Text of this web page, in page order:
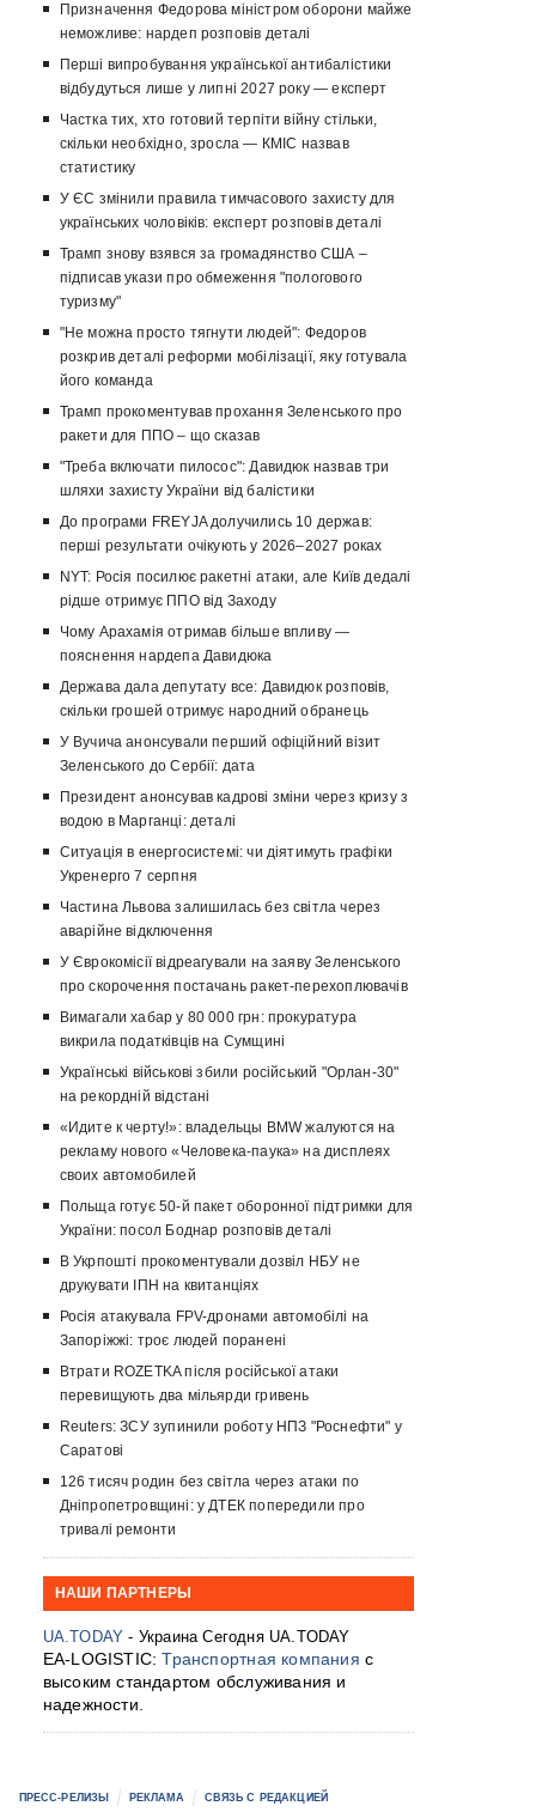
Призначення Федорова міністром оборони майже
неможливе: нардеп розповів деталі
Перші випробування української антибалістики
відбудуться лише у липні 2027 року — експерт
Частка тих, хто готовий терпіти війну стільки,
скільки необхідно, зросла — КМІС назвав
статистику
У ЄС змінили правила тимчасового захисту для
українських чоловіків: експерт розповів деталі
Трамп знову взявся за громадянство США –
підписав укази про обмеження "пологового
туризму"
"Не можна просто тягнути людей": Федоров
розкрив деталі реформи мобілізації, яку готувала
його команда
Трамп прокоментував прохання Зеленського про
ракети для ППО – що сказав
"Треба включати пилосос": Давидюк назвав три
шляхи захисту України від балістики
До програми FREYJA долучились 10 держав:
перші результати очікують у 2026–2027 роках
NYT: Росія посилює ракетні атаки, але Київ дедалі
рідше отримує ППО від Заходу
Чому Арахамія отримав більше впливу —
пояснення нардепа Давидюка
Держава дала депутату все: Давидюк розповів,
скільки грошей отримує народний обранець
У Вучича анонсували перший офіційний візит
Зеленського до Сербії: дата
Президент анонсував кадрові зміни через кризу з
водою в Марганці: деталі
Ситуація в енергосистемі: чи діятимуть графіки
Укренерго 7 серпня
Частина Львова залишилась без світла через
аварійне відключення
У Єврокомісії відреагували на заяву Зеленського
про скорочення постачань ракет-перехоплювачів
Вимагали хабар у 80 000 грн: прокуратура
викрила податківців на Сумщині
Українські військові збили російський "Орлан-30"
на рекордній відстані
«Идите к черту!»: владельцы BMW жалуются на
рекламу нового «Человека-паука» на дисплеях
своих автомобилей
Польща готує 50-й пакет оборонної підтримки для
України: посол Боднар розповів деталі
В Укрпошті прокоментували дозвіл НБУ не
друкувати ІПН на квитанціях
Росія атакувала FPV-дронами автомобілі на
Запоріжжі: троє людей поранені
Втрати ROZETKA після російської атаки
перевищують два мільярди гривень
Reuters: ЗСУ зупинили роботу НПЗ "Роснефти" у
Саратові
126 тисяч родин без світла через атаки по
Дніпропетровщині: у ДТЕК попередили про
тривалі ремонти
НАШИ ПАРТНЕРЫ
UA.TODAY - Украина Сегодня UA.TODAY
EA-LOGISTIC:Транспортная компания с
высоким стандартом обслуживания и
надежности.
ПРЕСС-РЕЛИЗЫ РЕКЛАМА СВЯЗЬ С РЕДАКЦИЕЙ